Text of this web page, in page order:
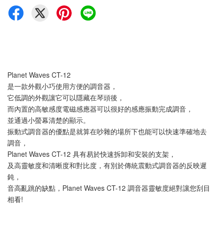
Planet Waves CT-12
是一款外觀小巧使用方便的調音器，
它低調的外觀讓它可以隱藏在琴頭後，
而內置的高敏感度電磁感應器可以很好的感應振動完成調音，
並通過小螢幕清楚的顯示。
振動式調音器的優點是就算在吵雜的場所下也能可以快速準確地去
調音，
Planet Waves CT-12 具有易於快速拆卸和安裝的支架，
及高靈敏度和清晰度和對比度，有別於傳統震動式調音器的反映遲
鈍，
音高亂跳的缺點，Planet Waves CT-12 調音器靈敏度絕對讓您刮目
相看!